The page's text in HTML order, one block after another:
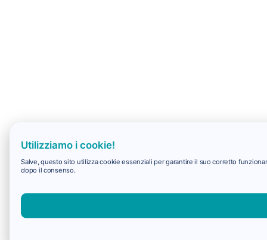
Utilizziamo i cookie!
Salve, questo sito utilizza cookie essenziali per garantire il suo corretto
dopo il consenso.